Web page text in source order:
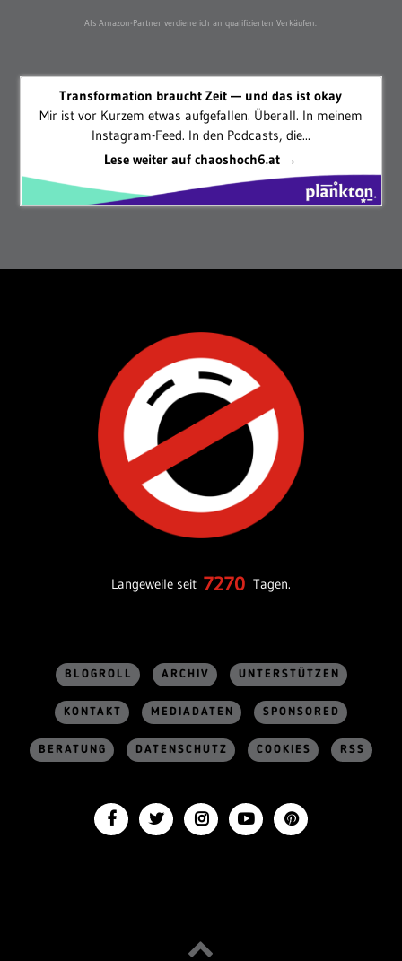
Als Amazon-Partner verdiene ich an qualifizierten Verkäufen.
Transformation braucht Zeit — und das ist okay
Mir ist vor Kurzem etwas aufgefallen. Überall. In meinem
Instagram-Feed. In den Podcasts, die...
Lese weiter auf chaoshoch6.at →
Langeweile seit 7270 Tagen.
BLOGROLL ARCHIV UNTERSTÜTZEN
KONTAKT MEDIADATEN SPONSORED
BERATUNG DATENSCHUTZ COOKIES RSS